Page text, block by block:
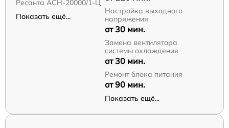
Ресанта АСН-20000/1-Ц
Показать ещё...
Настройка выходного
напряжения
от 30 мин.
Замена вентилятора
системы охлаждения
от 30 мин.
Ремонт блока питания
от 90 мин.
Показать ещё...